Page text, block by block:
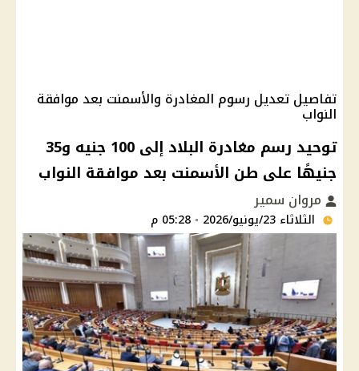
تفاصيل تعديل رسوم المغادرة والأسمنت بعد موافقة
النواب
توحيد رسم مغادرة البلاد إلى 100 جنيه و35
جنيهًا على طن الأسمنت بعد موافقة النواب
مروان سمير
الثلاثاء 23/يونيو/2026 - 05:28 م